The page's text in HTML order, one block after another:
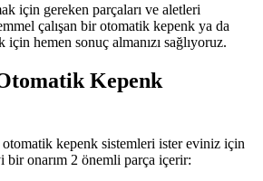
için gereken parçaları ve aletleri
çalışan bir otomatik kepenk ya da
hemen sonuç almanızı sağlıyoruz.
Kepenk
otomatik kepenk sistemleri ister eviniz için
bir onarım 2 önemli parça içerir: